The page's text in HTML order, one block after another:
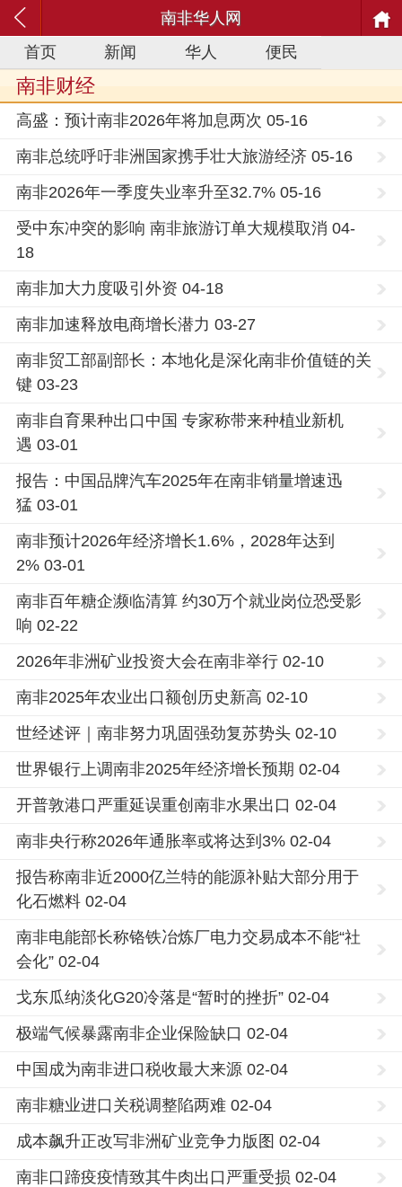
南非华人网
首页
新闻 华人 便民
南非财经
高盛：预计南非2026年将加息两次 05-16
南非总统呼吁非洲国家携手壮大旅游经济 05-16
南非2026年一季度失业率升至32.7% 05-16
受中东冲突的影响 南非旅游订单大规模取消 04-
18
南非加大力度吸引外资 04-18
南非加速释放电商增长潜力 03-27
南非贸工部副部长：本地化是深化南非价值链的关
键 03-23
南非自育果种出口中国 专家称带来种植业新机
遇 03-01
报告：中国品牌汽车2025年在南非销量增速迅
猛 03-01
南非预计2026年经济增长1.6%，2028年达到
2% 03-01
南非百年糖企濒临清算 约30万个就业岗位恐受影
响 02-22
2026年非洲矿业投资大会在南非举行 02-10
南非2025年农业出口额创历史新高 02-10
世经述评｜南非努力巩固强劲复苏势头 02-10
世界银行上调南非2025年经济增长预期 02-04
开普敦港口严重延误重创南非水果出口 02-04
南非央行称2026年通胀率或将达到3% 02-04
报告称南非近2000亿兰特的能源补贴大部分用于
化石燃料 02-04
南非电能部长称铬铁冶炼厂电力交易成本不能“社
会化” 02-04
戈东瓜纳淡化G20冷落是“暂时的挫折” 02-04
极端气候暴露南非企业保险缺口 02-04
中国成为南非进口税收最大来源 02-04
南非糖业进口关税调整陷两难 02-04
成本飙升正改写非洲矿业竞争力版图 02-04
南非口蹄疫疫情致其牛肉出口严重受损 02-04